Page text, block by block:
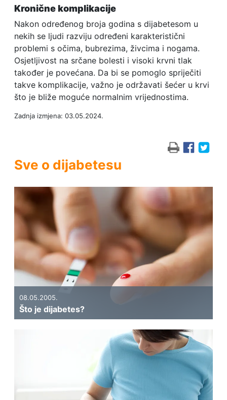
Kronične komplikacije
Nakon određenog broja godina s dijabetesom u
nekih se ljudi razviju određeni karakteristični
problemi s očima, bubrezima, živcima i nogama.
Osjetljivost na srčane bolesti i visoki krvni tlak
također je povećana. Da bi se pomoglo spriječiti
takve komplikacije, važno je održavati šećer u krvi
što je bliže moguće normalnim vrijednostima.
Zadnja izmjena: 03.05.2024.
Sve o dijabetesu
08.05.2005.
Što je dijabetes?